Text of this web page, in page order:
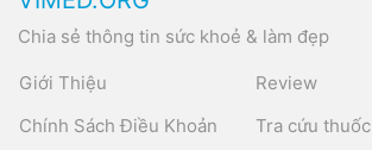
Chia sẻ thông tin sức khoẻ & làm đẹp
Giới Thiệu
Chính Sách Điều Khoản
Review
Tra cứu thuốc